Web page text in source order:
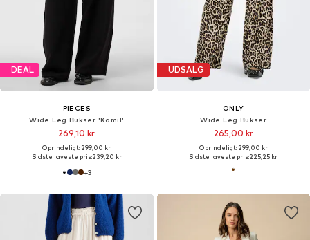
DEAL
PIECES
Wide Leg Bukser 'Kamil'
269,10 kr
Oprindeligt: 299,00 kr
Sidste laveste pris:239,20 kr
+3
UDSALG
ONLY
Wide Leg Bukser
265,00 kr
Oprindeligt: 299,00 kr
Sidste laveste pris:225,25 kr